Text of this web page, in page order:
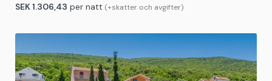
SEK1.306,43 per natt (+skatter och avgifter)